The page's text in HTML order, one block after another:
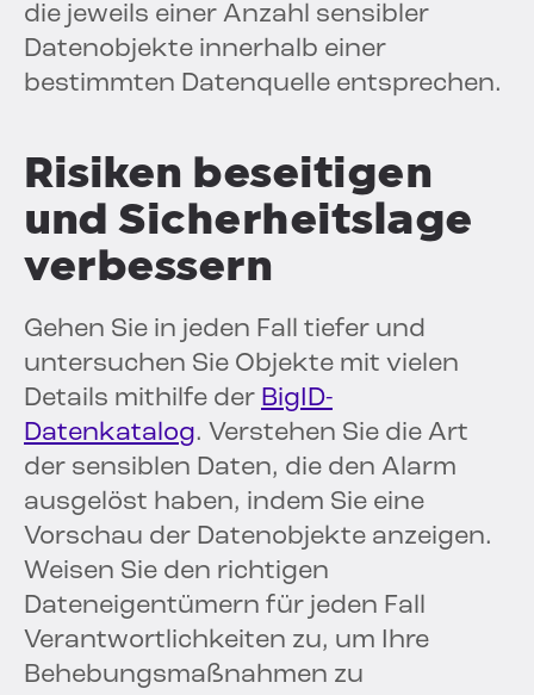
die jeweils einer Anzahl sensibler
Datenobjekte innerhalb einer
bestimmten Datenquelle entsprechen.
Risiken beseitigen
und Sicherheitslage
verbessern
Gehen Sie in jeden Fall tiefer und
untersuchen Sie Objekte mit vielen
Details mithilfe der BigID-
Datenkatalog. Verstehen Sie die Art
der sensiblen Daten, die den Alarm
ausgelöst haben, indem Sie eine
Vorschau der Datenobjekte anzeigen.
Weisen Sie den richtigen
Dateneigentümern für jeden Fall
Verantwortlichkeiten zu, um Ihre
Behebungsmaßnahmen zu